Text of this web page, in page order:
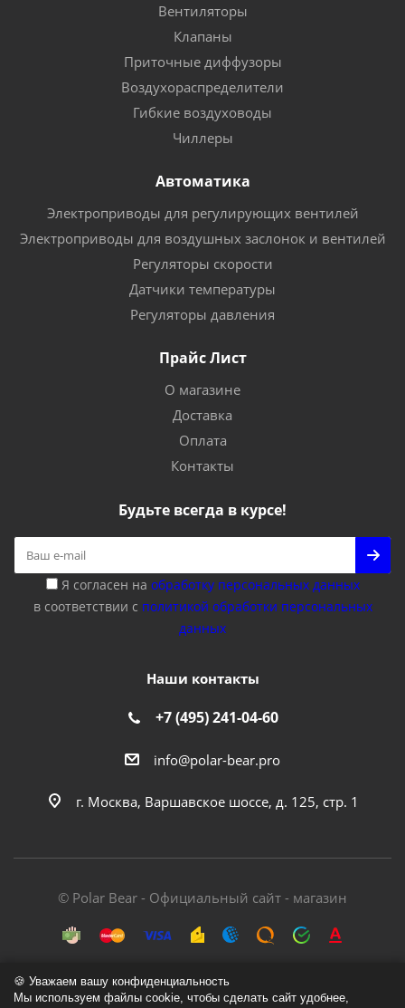
Вентиляторы
Клапаны
Приточные диффузоры
Воздухораспределители
Гибкие воздуховоды
Чиллеры
Автоматика
Электроприводы для регулирующих вентилей
Электроприводы для воздушных заслонок и вентилей
Регуляторы скорости
Датчики температуры
Регуляторы давления
Прайс Лист
О магазине
Доставка
Оплата
Контакты
Будьте всегда в курсе!
Я согласен на обработку персональных данных
в соответствии с политикой обработки персональных
данных
Наши контакты
+7 (495) 241-04-60
info@polar-bear.pro
г. Москва, Варшавское шоссе, д. 125, стр. 1
© Polar Bear - Официальный сайт - магазин
🍪 Уважаем вашу конфиденциальность
Мы используем файлы cookie, чтобы сделать сайт удобнее,